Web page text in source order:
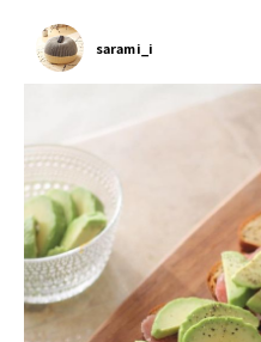
sarami_i